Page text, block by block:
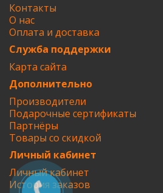
Контакты
О нас
Оплата и доставка
Служба поддержки
Карта сайта
Дополнительно
Производители
Подарочные сертификаты
Партнёры
Товары со скидкой
Личный кабинет
Личный кабинет
История заказов